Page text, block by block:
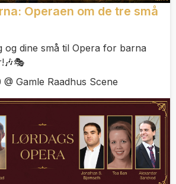
Operaen om de tre små
og dine små til Opera for barna
@ Gamle Raadhus Scene